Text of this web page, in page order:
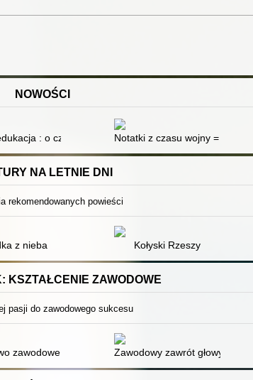
NOWOŚCI
: o czym powinni wiedzieć rodzice i nauczyciele
Notatki z czasu wojny =
NA LETNIE DNI
rekomendowanych powieści
z nieba Kołyski Rzeszy
KSZTAŁCENIE ZAWODOWE
pasji do zawodowego sukcesu
analiza potencjału
rozwiązania
zawodowe w systemie edukacji : między postulatami
Zawodowy zawrót głowy